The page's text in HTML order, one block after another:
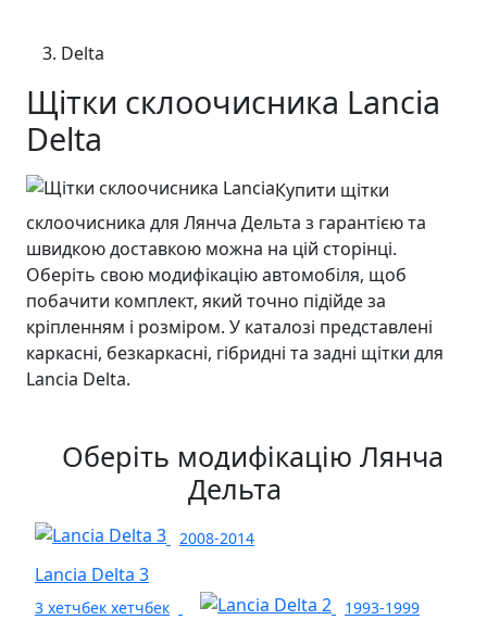
Delta
Щітки склоочисника Lancia
Delta
Купити щітки
склоочисника для Лянча Дельта з гарантією та
швидкою доставкою можна на цій сторінці.
Оберіть свою модифікацію автомобіля, щоб
побачити комплект, який точно підійде за
кріпленням і розміром. У каталозі представлені
каркасні, безкаркасні, гібридні та задні щітки для
Lancia Delta.
Оберіть модифікацію Лянча
Дельта
2008-2014
Lancia Delta 3
3 хетчбек хетчбек 1993-1999